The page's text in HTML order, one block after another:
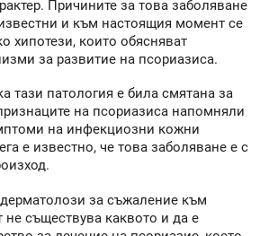
Причините за това заболяване
и към настоящия момент се
хипотези, които обясняват
за развитие на псориазиса.
тази патология е била смятана за
на псориазиса напомняли
на инфекциозни кожни
е известно, че това заболяване е с
за съжаление към
съществува каквото и да е